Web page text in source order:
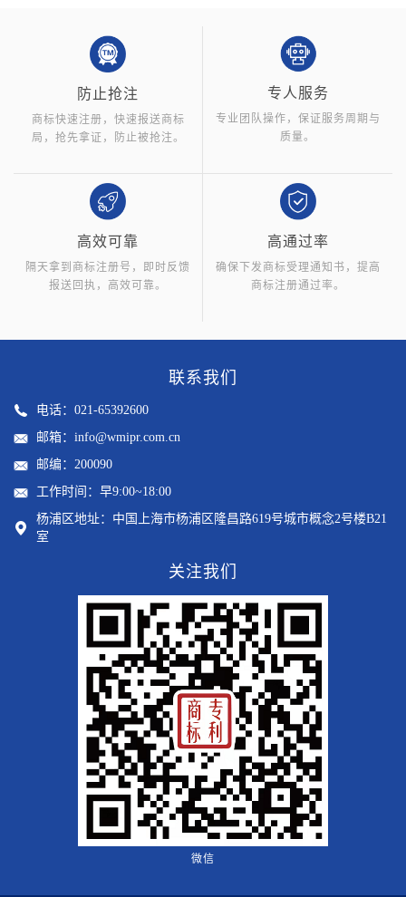
防止抢注
商标快速注册，快速报送商标
局，抢先拿证，防止被抢注。
专人服务
专业团队操作，保证服务周期与
质量。
高效可靠
隔天拿到商标注册号，即时反馈
报送回执，高效可靠。
高通过率
确保下发商标受理通知书，提高
商标注册通过率。
联系我们
电话：021-65392600
邮箱：info@wmipr.com.cn
邮编：200090
工作时间：早9:00~18:00
杨浦区地址：中国上海市杨浦区隆昌路619号城市概念2号楼B21
室
关注我们
微信